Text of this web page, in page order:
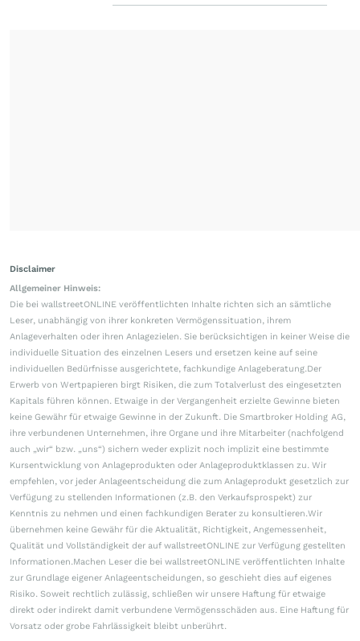
Disclaimer
Allgemeiner Hinweis:
Die bei wallstreetONLINE veröffentlichten Inhalte richten sich an sämtliche
Leser, unabhängig von ihrer konkreten Vermögenssituation, ihrem
Anlageverhalten oder ihren Anlagezielen. Sie berücksichtigen in keiner Weise die
individuelle Situation des einzelnen Lesers und ersetzen keine auf seine
individuellen Bedürfnisse ausgerichtete, fachkundige Anlageberatung.Der
Erwerb von Wertpapieren birgt Risiken, die zum Totalverlust des eingesetzten
Kapitals führen können. Etwaige in der Vergangenheit erzielte Gewinne bieten
keine Gewähr für etwaige Gewinne in der Zukunft. Die Smartbroker Holding AG,
ihre verbundenen Unternehmen, ihre Organe und ihre Mitarbeiter (nachfolgend
auch „wir“ bzw. „uns“) sichern weder explizit noch implizit eine bestimmte
Kursentwicklung von Anlageprodukten oder Anlageproduktklassen zu. Wir
empfehlen, vor jeder Anlageentscheidung die zum Anlageprodukt gesetzlich zur
Verfügung zu stellenden Informationen (z.B. den Verkaufsprospekt) zur
Kenntnis zu nehmen und einen fachkundigen Berater zu konsultieren.Wir
übernehmen keine Gewähr für die Aktualität, Richtigkeit, Angemessenheit,
Qualität und Vollständigkeit der auf wallstreetONLINE zur Verfügung gestellten
Informationen.Machen Leser die bei wallstreetONLINE veröffentlichten Inhalte
zur Grundlage eigener Anlageentscheidungen, so geschieht dies auf eigenes
Risiko. Soweit rechtlich zulässig, schließen wir unsere Haftung für etwaige
direkt oder indirekt damit verbundene Vermögensschäden aus. Eine Haftung für
Vorsatz oder grobe Fahrlässigkeit bleibt unberührt.